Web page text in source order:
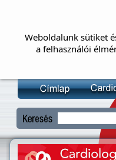
Weboldalunk sütiket
a felhasználói